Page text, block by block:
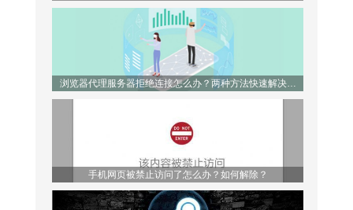
浏览器代理服务器拒绝连接怎么办？两种方法快速解决问
手机网页被禁止访问了怎么办？如何解除？